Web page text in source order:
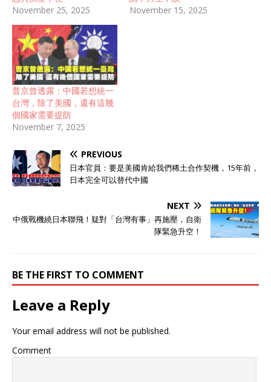
November 25, 2025
November 15, 2025
普京曾透露：中國若想統一
台灣，除了美國，還有這幾
個國家需要提防
November 7, 2025
PREVIOUS
日本官員：要是美國肯給我們稀土合作契機，15年前，
日本完全可以替代中國
NEXT
中俄戰機繞日本聯飛！疑對「台灣有事」再施壓，自衛
隊緊急升空！
BE THE FIRST TO COMMENT
Leave a Reply
Your email address will not be published.
Comment